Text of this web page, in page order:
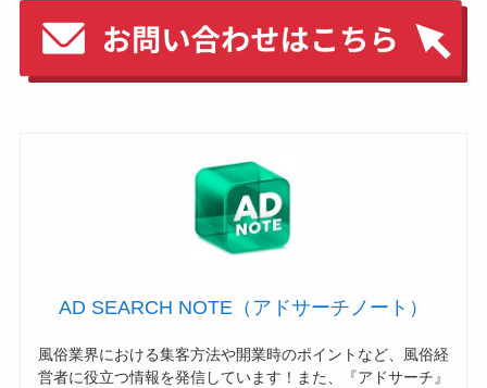
AD SEARCH NOTE（アドサーチノート）
風俗業界における集客方法や開業時のポイントなど、風俗経
営者に役立つ情報を発信しています！また、『アドサーチ』